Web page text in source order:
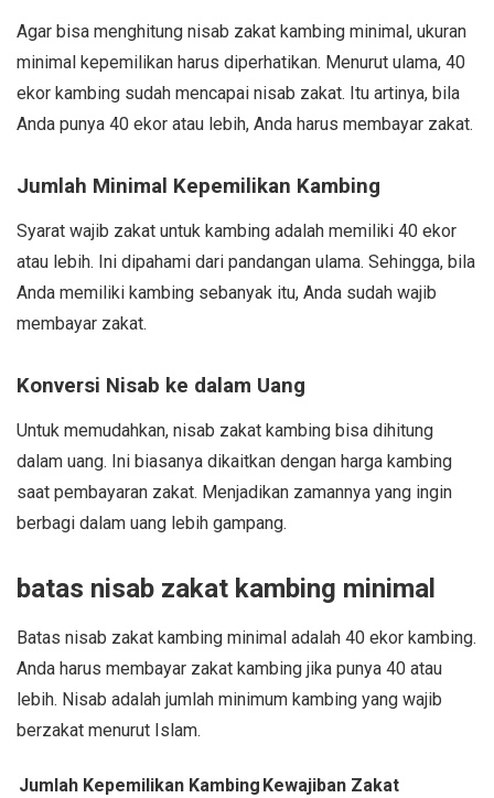
Agar bisa menghitung nisab zakat kambing minimal, ukuran
minimal kepemilikan harus diperhatikan. Menurut ulama, 40
ekor kambing sudah mencapai nisab zakat. Itu artinya, bila
Anda punya 40 ekor atau lebih, Anda harus membayar zakat.
Jumlah Minimal Kepemilikan Kambing
Syarat wajib zakat untuk kambing adalah memiliki 40 ekor
atau lebih. Ini dipahami dari pandangan ulama. Sehingga, bila
Anda memiliki kambing sebanyak itu, Anda sudah wajib
membayar zakat.
Konversi Nisab ke dalam Uang
Untuk memudahkan, nisab zakat kambing bisa dihitung
dalam uang. Ini biasanya dikaitkan dengan harga kambing
saat pembayaran zakat. Menjadikan zamannya yang ingin
berbagi dalam uang lebih gampang.
batas nisab zakat kambing minimal
Batas nisab zakat kambing minimal adalah 40 ekor kambing.
Anda harus membayar zakat kambing jika punya 40 atau
lebih. Nisab adalah jumlah minimum kambing yang wajib
berzakat menurut Islam.
Jumlah Kepemilikan Kambing Kewajiban Zakat